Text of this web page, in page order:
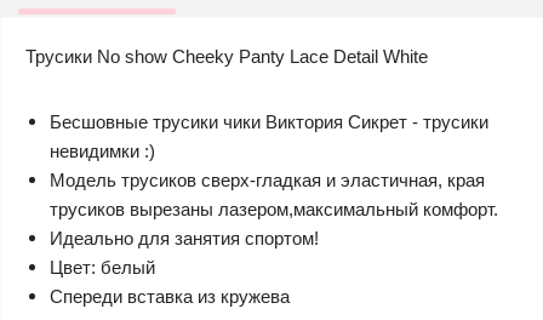
Трусики No show Cheeky Panty Lace Detail White
Бесшовные трусики чики Виктория Сикрет - трусики
невидимки :)
Модель трусиков сверх-гладкая и эластичная, края
трусиков вырезаны лазером,максимальный комфорт.
Идеально для занятия спортом!
Цвет: белый
Спереди вставка из кружева